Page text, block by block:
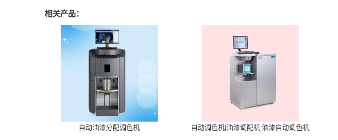
相关产品：
自动油漆分配调色机 自动调色机|油漆调配机|油漆自动调色机